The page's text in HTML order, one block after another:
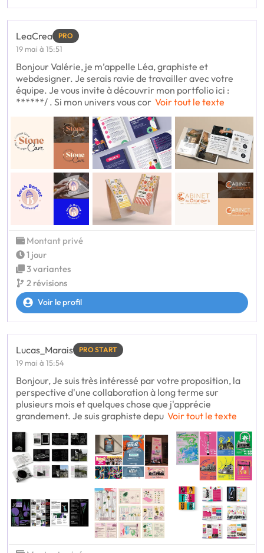
LeaCrea PRO
19 mai à 15:51
Bonjour Valérie, je m’appelle Léa, graphiste et
webdesigner. Je serais ravie de travailler avec votre
équipe. Je vous invite à découvrir mon portfolio ici :
******/ . Si mon univers vous cor Voir tout le texte
Montant privé
1 jour
3 variantes
2 révisions
Voir le profil
Lucas_Marais PRO START
19 mai à 15:54
Bonjour, Je suis très intéressé par votre proposition, la
perspective d'une collaboration à long terme sur
plusieurs mois et quelques chose que j'apprécie
grandement. Je suis graphiste depu Voir tout le texte